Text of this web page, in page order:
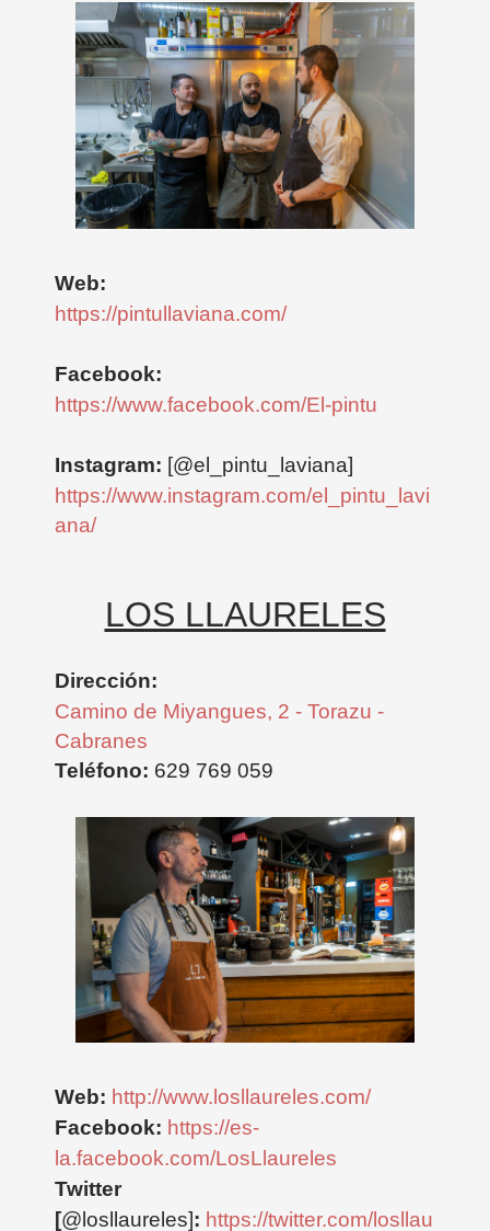
Web:
https://pintullaviana.com/
Facebook:
https://www.facebook.com/El-pintu
Instagram: [@el_pintu_laviana]
https://www.instagram.com/el_pintu_lavi
ana/
LOS LLAURELES
Dirección:
Camino de Miyangues, 2 - Torazu -
Cabranes
Teléfono: 629 769 059
Web: http://www.losllaureles.com/
Facebook: https://es-
la.facebook.com/LosLlaureles
Twitter
[@losllaureles]: https://twitter.com/losllau